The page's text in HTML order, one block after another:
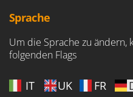
Sprache
Um die Sprache zu ändern,
folgenden Flags
IT UK FR